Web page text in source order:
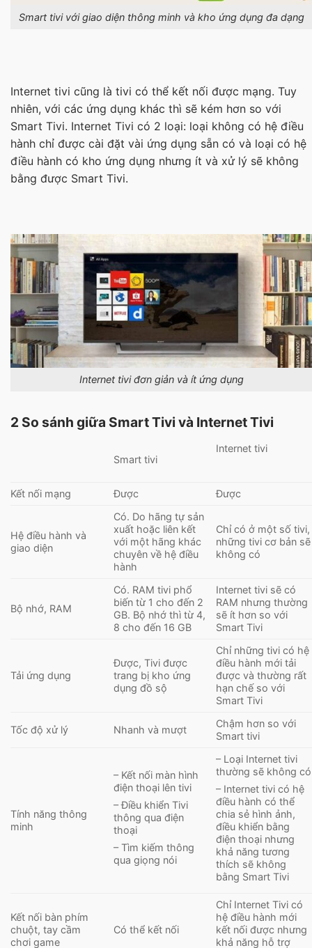
Smart tivi với giao diện thông minh và kho ứng dụng đa dạng
Internet tivi cũng là tivi có thể kết nối được mạng. Tuy
nhiên, với các ứng dụng khác thì sẽ kém hơn so với
Smart Tivi. Internet Tivi có 2 loại: loại không có hệ điều
hành chỉ được cài đặt vài ứng dụng sẵn có và loại có hệ
điều hành có kho ứng dụng nhưng ít và xử lý sẽ không
bằng được Smart Tivi.
Internet tivi đơn giản và ít ứng dụng
2 So sánh giữa Smart Tivi và Internet Tivi
Smart tivi
Internet tivi
Kết nối mạng Được Được
Hệ điều hành và
giao diện
Có. Do hãng tự sản
xuất hoặc liên kết
với một hãng khác
chuyên về hệ điều
hành
Chỉ có ở một số tivi,
những tivi cơ bản sẽ
không có
Bộ nhớ, RAM
Có. RAM tivi phổ
biến từ 1 cho đến 2
GB. Bộ nhớ thì từ 4,
8 cho đến 16 GB
Internet tivi sẽ có
RAM nhưng thường
sẽ ít hơn so với
Smart Tivi
Tải ứng dụng
Được, Tivi được
trang bị kho ứng
dụng đồ sộ
Chỉ những tivi có hệ
điều hành mới tải
được và thường rất
hạn chế so với
Smart Tivi
Tốc độ xử lý Nhanh và mượt
Chậm hơn so với
Smart tivi
Tính năng thông
minh
– Kết nối màn hình
điện thoại lên tivi
– Điều khiển Tivi
thông qua điện
thoại
– Tìm kiếm thông
qua giọng nói
– Loại Internet tivi
thường sẽ không có
– Internet tivi có hệ
điều hành có thể
chia sẻ hình ảnh,
điều khiển bằng
điện thoại nhưng
khả năng tương
thích sẽ không
bằng Smart Tivi
Kết nối bàn phím
chuột, tay cầm
chơi game
Có thể kết nối
Chỉ Internet Tivi có
hệ điều hành mới
kết nối được nhưng
khả năng hỗ trợ